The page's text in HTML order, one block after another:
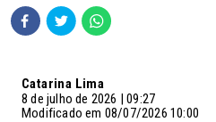
Catarina Lima
8 de julho de 2026 | 09:27
Modificado em 08/07/2026 10:00